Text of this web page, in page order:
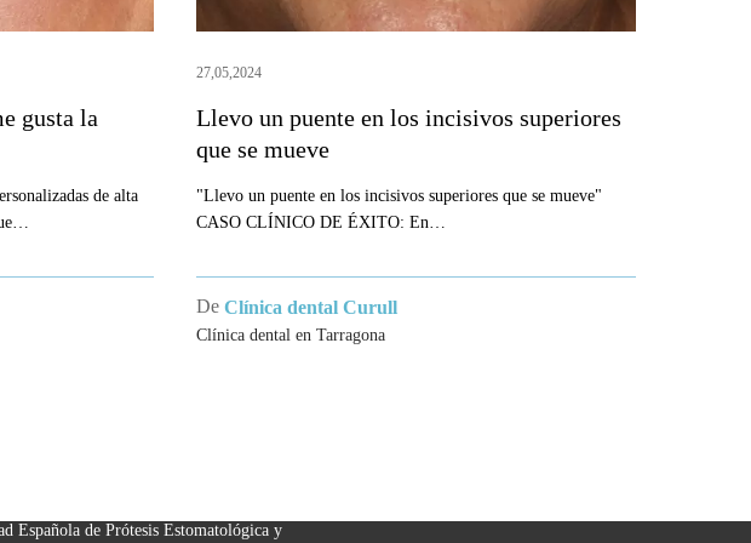
gusta la
de alta
27,05,2024
Llevo un puente en los incisivos superiores
que se mueve
"Llevo un puente en los incisivos superiores que se mueve"
CASO CLÍNICO DE ÉXITO: En…
DeClínica dental Curull
Clínica dental en Tarragona
Española de Prótesis Estomatológica y